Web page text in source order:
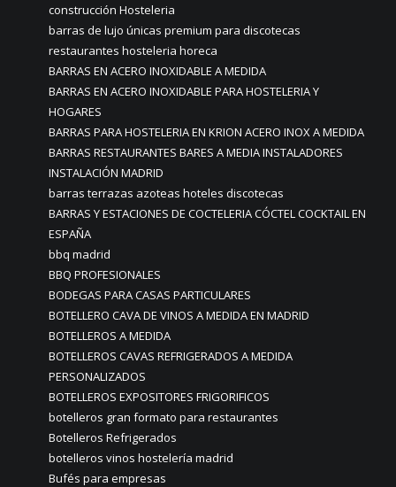
construcción Hosteleria
barras de lujo únicas premium para discotecas
restaurantes hosteleria horeca
BARRAS EN ACERO INOXIDABLE A MEDIDA
BARRAS EN ACERO INOXIDABLE PARA HOSTELERIA Y
HOGARES
BARRAS PARA HOSTELERIA EN KRION ACERO INOX A MEDIDA
BARRAS RESTAURANTES BARES A MEDIA INSTALADORES
INSTALACIÓN MADRID
barras terrazas azoteas hoteles discotecas
BARRAS Y ESTACIONES DE COCTELERIA CÓCTEL COCKTAIL EN
ESPAÑA
bbq madrid
BBQ PROFESIONALES
BODEGAS PARA CASAS PARTICULARES
BOTELLERO CAVA DE VINOS A MEDIDA EN MADRID
BOTELLEROS A MEDIDA
BOTELLEROS CAVAS REFRIGERADOS A MEDIDA
PERSONALIZADOS
BOTELLEROS EXPOSITORES FRIGORIFICOS
botelleros gran formato para restaurantes
Botelleros Refrigerados
botelleros vinos hostelería madrid
Bufés para empresas